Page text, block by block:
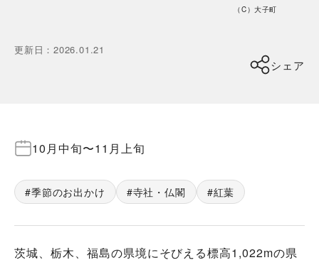
（C）大子町
更新日 ：2026.01.21
シェア
10月中旬〜11月上旬
季節のお出かけ 寺社・仏閣 紅葉
茨城、栃木、福島の県境にそびえる標高1,022mの県